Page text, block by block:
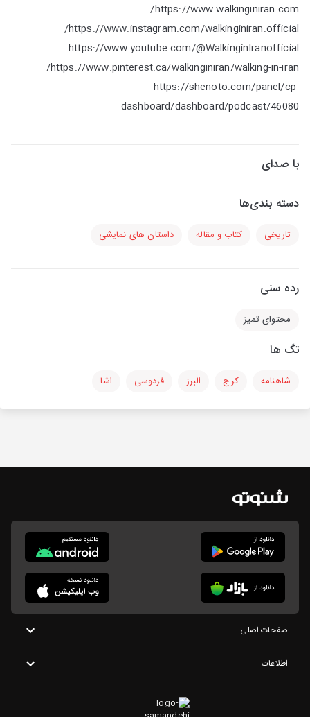
https://www.walkinginiran.com/
https://www.instagram.com/walkinginiran.official/
https://www.youtube.com/@WalkinginIranofficial
https://www.pinterest.ca/walkinginiran/walking-in-iran/
https://shenoto.com/panel/cp-
dashboard/dashboard/podcast/46080
با صدای
دسته بندی‌ها
تاریخی کتاب و مقاله داستان های نمایشی
رده سنی
محتوای تمیز
تگ ها
شاهنامه کرج البرز فردوسی اشا
صفحات اصلی
اطلاعات